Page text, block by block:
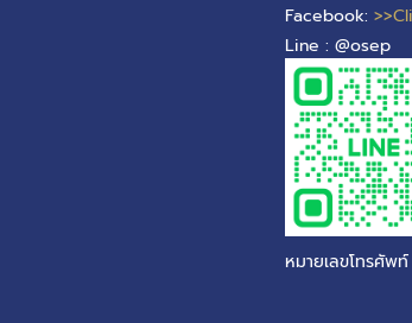
Facebook:
Line : @osep
หมายเลขโทรศัพ